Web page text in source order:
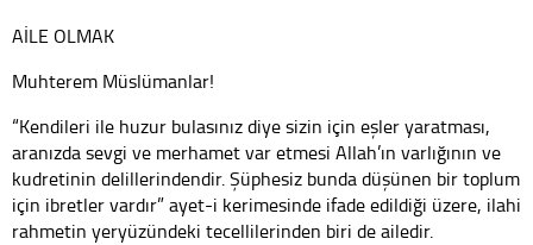
AİLE OLMAK
Muhterem Müslümanlar!
“Kendileri ile huzur bulasınız diye sizin için eşler yaratması,
aranızda sevgi ve merhamet var etmesi Allah’ın varlığının ve
kudretinin delillerindendir. Şüphesiz bunda düşünen bir toplum
için ibretler vardır” ayet-i kerimesinde ifade edildiği üzere, ilahi
rahmetin yeryüzündeki tecellilerinden biri de ailedir.